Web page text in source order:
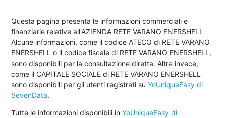
Questa pagina presenta le informazioni commerciali e
finanziarie relative all'AZIENDA RETE VARANO ENERSHELL
Alcune informazioni, come il codice ATECO di RETE VARANO
ENERSHELL o il codice fiscale di RETE VARANO ENERSHELL,
sono disponibili per la consultazione diretta. Altre invece,
come il CAPITALE SOCIALE di RETE VARANO ENERSHELL
sono disponibili per gli utenti registrati suYoUniqueEasy di
SevenData.
Tutte le informazioni disponibili inYoUniqueEasy di